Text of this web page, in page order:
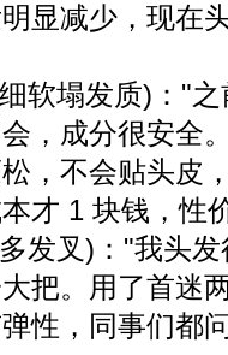
显减少，现在
软塌发质)："
，成分很安全
，不会贴头皮
才 1 块钱，性
发叉)："我头
把。用了首迷
性，同事们都